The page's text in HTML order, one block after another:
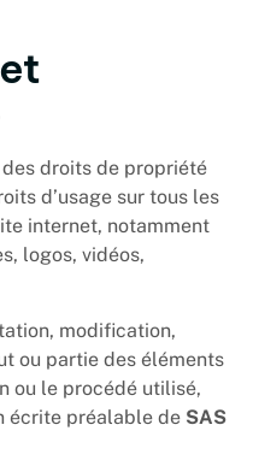
droits de propriété
d’usage sur tous les
internet, notamment
logos, vidéos,
modification,
ou partie des éléments
ou le procédé utilisé,
écrite préalable de SAS